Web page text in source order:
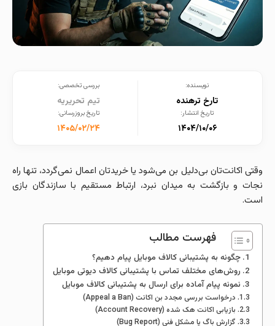
نویسنده:
تارخ ترهنده
بررسی تخصصی:
تیم تحریریه
تاریخ انتشار:
۱۴۰۴/۱۰/۰۶
تاریخ بروزرسانی:
۱۴۰۵/۰۲/۲۴
وقتی اکانت‌تان بی‌دلیل بن می‌شود یا خریدتان اعمال نمی‌گردد، تنها راه
نجات و بازگشت به میدان نبرد، ارتباط مستقیم با سازندگان بازی
است.
فهرست مطالب
چگونه به پشتیبانی کالاف موبایل پیام دهیم؟
روش‌های مختلف تماس با پشتیبانی کالاف دیوتی موبایل
نمونه پیام آماده برای ارسال به پشتیبانی کالاف موبایل
درخواست بررسی مجدد بن اکانت (Appeal a Ban)
بازیابی اکانت هک‌ شده (Account Recovery)
گزارش باگ یا مشکل فنی (Bug Report)